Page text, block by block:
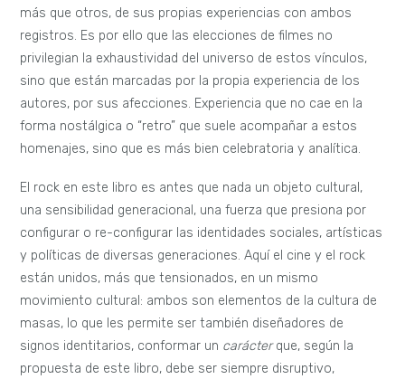
más que otros, de sus propias experiencias con ambos
registros. Es por ello que las elecciones de filmes no
privilegian la exhaustividad del universo de estos vínculos,
sino que están marcadas por la propia experiencia de los
autores, por sus afecciones. Experiencia que no cae en la
forma nostálgica o “retro” que suele acompañar a estos
homenajes, sino que es más bien celebratoria y analítica.
El rock en este libro es antes que nada un objeto cultural,
una sensibilidad generacional, una fuerza que presiona por
configurar o re-configurar las identidades sociales, artísticas
y políticas de diversas generaciones. Aquí el cine y el rock
están unidos, más que tensionados, en un mismo
movimiento cultural: ambos son elementos de la cultura de
masas, lo que les permite ser también diseñadores de
signos identitarios, conformar un carácterque, según la
propuesta de este libro, debe ser siempre disruptivo,